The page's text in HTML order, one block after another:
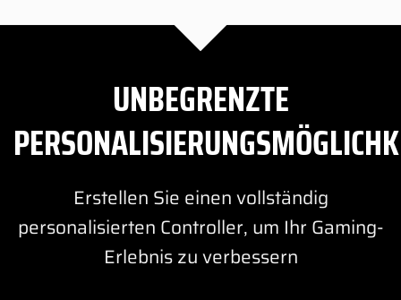
UNBEGRENZTE
Erstellen Sie einen vollständig
personalisierten Controller, um Ihr Gaming-
Erlebnis zu verbessern